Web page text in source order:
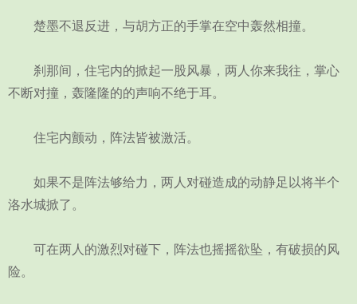
楚墨不退反进，与胡方正的手掌在空中轰然相撞。
刹那间，住宅内的掀起一股风暴，两人你来我往，掌心
不断对撞，轰隆隆的的声响不绝于耳。
住宅内颤动，阵法皆被激活。
如果不是阵法够给力，两人对碰造成的动静足以将半个
洛水城掀了。
可在两人的激烈对碰下，阵法也摇摇欲坠，有破损的风
险。